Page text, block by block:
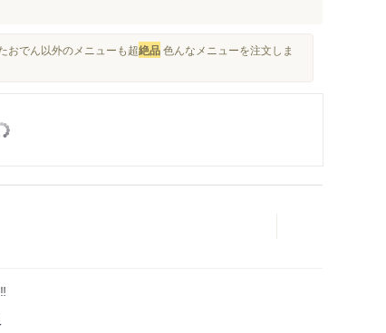
おでん以外のメニューも超絶品色んなメニューを注文しま